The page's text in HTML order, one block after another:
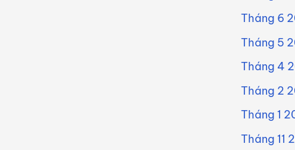
Tháng 6
Tháng 5
Tháng 4
Tháng 2
Tháng 1
Tháng 11